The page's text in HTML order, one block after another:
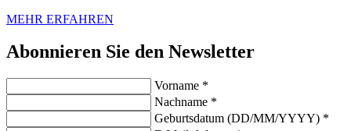
MEHR ERFAHREN
Abonnieren Sie den Newsletter
Vorname *
Nachname *
Geburtsdatum (DD/MM/YYYY) *